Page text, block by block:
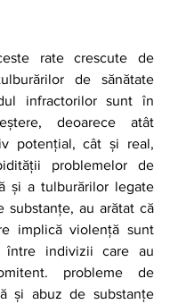
de sănătate
infractorilor sunt în
deoarece atât
potențial, cât și real,
problemelor de
și a tulburărilor legate
substanțe, au arătat că
implică violență sunt
între indivizii care au
probleme de
și abuz de substanțe